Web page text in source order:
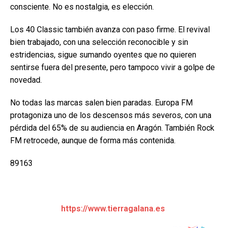
consciente. No es nostalgia, es elección.
Los 40 Classic también avanza con paso firme. El revival
bien trabajado, con una selección reconocible y sin
estridencias, sigue sumando oyentes que no quieren
sentirse fuera del presente, pero tampoco vivir a golpe de
novedad.
No todas las marcas salen bien paradas. Europa FM
protagoniza uno de los descensos más severos, con una
pérdida del 65% de su audiencia en Aragón. También Rock
FM retrocede, aunque de forma más contenida.
89163
https://www.tierragalana.es